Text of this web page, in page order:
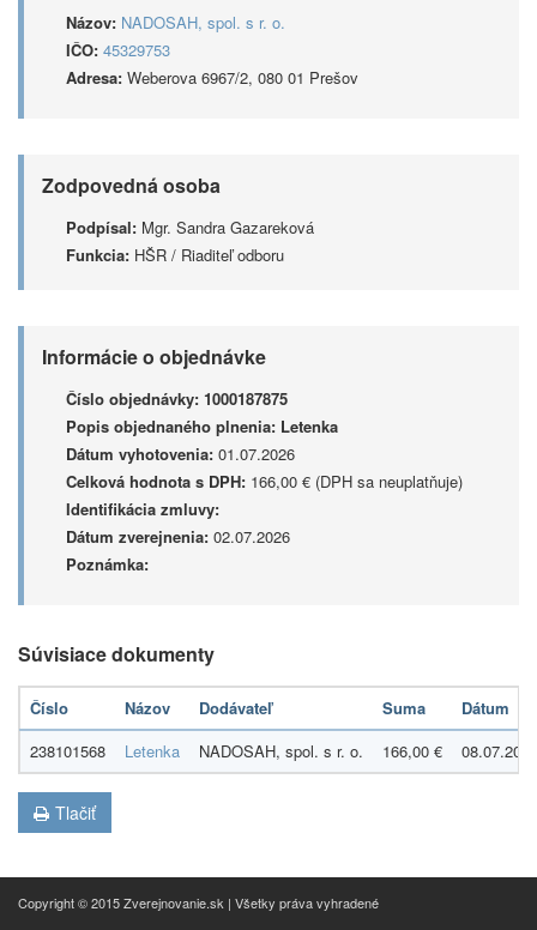
Názov: NADOSAH, spol. s r. o.
IČO: 45329753
Adresa: Weberova 6967/2, 080 01 Prešov
Zodpovedná osoba
Podpísal: Mgr. Sandra Gazareková
Funkcia: HŠR / Riaditeľ odboru
Informácie o objednávke
Číslo objednávky: 1000187875
Popis objednaného plnenia: Letenka
Dátum vyhotovenia: 01.07.2026
Celková hodnota s DPH: 166,00 € (DPH sa neuplatňuje)
Identifikácia zmluvy:
Dátum zverejnenia: 02.07.2026
Poznámka:
Súvisiace dokumenty
Číslo Názov Dodávateľ Suma
Dátum
238101568
Letenka NADOSAH, spol. s r. o. 166,00 € 08.07.2026
Tlačiť
Copyright © 2015 Zverejnovanie.sk | Všetky práva vyhradené